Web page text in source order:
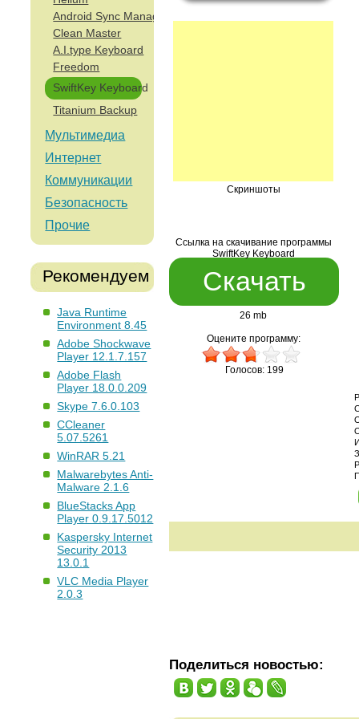
Android Sync Manager WiFi
Clean Master
A.I.type Keyboard
Freedom
SwiftKey Keyboard
Titanium Backup
Мультимедиа
Интернет
Коммуникации
Безопасность
Прочие
Рекомендуем
Java Runtime
Environment 8.45
Adobe Shockwave
Player 12.1.7.157
Adobe Flash
Player 18.0.0.209
Skype 7.6.0.103
CCleaner
5.07.5261
WinRAR 5.21
Malwarebytes Anti-
Malware 2.1.6
BlueStacks App
Player 0.9.17.5012
Kaspersky Internet
Security 2013
13.0.1
VLC Media Player
2.0.3
Скриншоты
Ссылка на скачивание программы
SwiftKey Keyboard
Скачать
26 mb
Оцените программу:
Голосов: 199
Поделиться новостью: